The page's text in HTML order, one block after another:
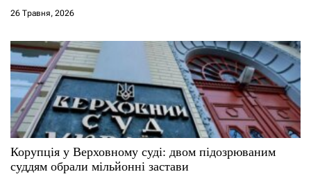
26 Травня, 2026
Корупція у Верховному суді: двом підозрюваним
суддям обрали мільйонні застави